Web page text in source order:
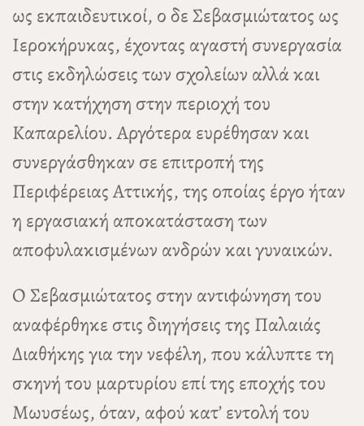
ως εκπαιδευτικοί, ο δε Σεβασμιώτατος ως
Ιεροκήρυκας, έχοντας αγαστή συνεργασία
στις εκδηλώσεις των σχολείων αλλά και
στην κατήχηση στην περιοχή του
Καπαρελίου. Αργότερα ευρέθησαν και
συνεργάσθηκαν σε επιτροπή της
Περιφέρειας Αττικής, της οποίας έργο ήταν
η εργασιακή αποκατάσταση των
αποφυλακισμένων ανδρών και γυναικών.
Ο Σεβασμιώτατος στην αντιφώνηση του
αναφέρθηκε στις διηγήσεις της Παλαιάς
Διαθήκης για την νεφέλη, που κάλυπτε τη
σκηνή του μαρτυρίου επί της εποχής του
Μωυσέως, όταν, αφού κατ’ εντολή του